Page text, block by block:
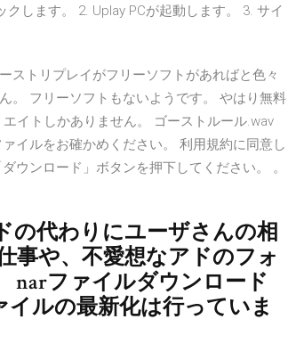
します。 2. Uplay PCが起動します。 3. サイ
ストリプレイがフリーソフトがあればと色々
。 フリーソフトもないようです。 やはり無料
イトしかありません。 ゴーストルール.wav
イルをお確かめください。 利用規約に同意し
ウンロード」ボタンを押下してください。 。
の代わりにユーザさんの相
事や、不愛想なアドのフォ
narファイルダウンロード
ルの最新化は行っていま